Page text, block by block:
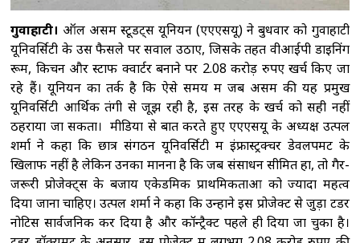
ब्लॉकर', सीएम अधिकारी ने पूर्व सरकार पर कसा
तंज
कोर कमेटी को लेकर सीजेपी में बवाल,
अभिजीत दिपके के घर के बाहर दो युवाओं ने दिया
धरना
गुवाहाटी। ऑल असम स्टूडेंट्स यूनियन (एएएसयू) ने बुधवार को गुवाहाटी
यूनिवर्सिटी के उस फैसले पर सवाल उठाए, जिसके तहत वीआईपी डाइनिंग
रूम, किचन और स्टाफ क्वार्टर बनाने पर 2.08 करोड़ रुपए खर्च किए जा
रहे हैं। यूनियन का तर्क है कि ऐसे समय में जब असम की यह प्रमुख
यूनिवर्सिटी आर्थिक तंगी से जूझ रही है, इस तरह के खर्च को सही नहीं
ठहराया जा सकता। मीडिया से बात करते हुए एएएसयू के अध्यक्ष उत्पल
शर्मा ने कहा कि छात्र संगठन यूनिवर्सिटी में इंफ्रास्ट्रक्चर डेवलपमेंट के
खिलाफ नहीं है लेकिन उनका मानना ​​है कि जब संसाधन सीमित हों, तो गैर-
जरूरी प्रोजेक्ट्स के बजाय एकेडमिक प्राथमिकताओं को ज्यादा महत्व
दिया जाना चाहिए। उत्पल शर्मा ने कहा कि उन्होंने इस प्रोजेक्ट से जुड़ा टेंडर
नोटिस सार्वजनिक कर दिया है और कॉन्ट्रैक्ट पहले ही दिया जा चुका है।